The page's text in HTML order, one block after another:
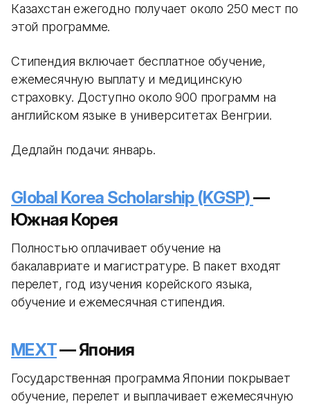
Казахстан ежегодно получает около 250 мест по
этой программе.
Стипендия включает бесплатное обучение,
ежемесячную выплату и медицинскую
страховку. Доступно около 900 программ на
английском языке в университетах Венгрии.
Дедлайн подачи: январь.
Global Korea Scholarship (KGSP)—
Южная Корея
Полностью оплачивает обучение на
бакалавриате и магистратуре. В пакет входят
перелет, год изучения корейского языка,
обучение и ежемесячная стипендия.
MEXT— Япония
Государственная программа Японии покрывает
обучение, перелет и выплачивает ежемесячную